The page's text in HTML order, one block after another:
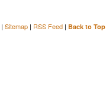
| Sitemap | RSS Feed | Back to Top